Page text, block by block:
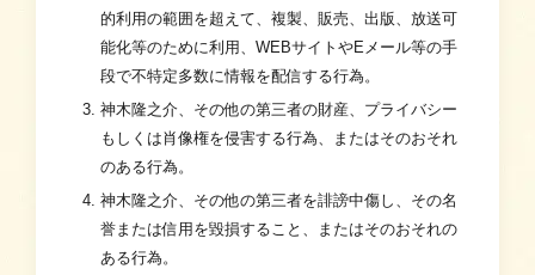
的利用の範囲を超えて、複製、販売、出版、放送可
能化等のために利用、WEBサイトやEメール等の手
段で不特定多数に情報を配信する行為。
神木隆之介、その他の第三者の財産、プライバシー
もしくは肖像権を侵害する行為、またはそのおそれ
のある行為。
神木隆之介、その他の第三者を誹謗中傷し、その名
誉または信用を毀損すること、またはそのおそれの
ある行為。